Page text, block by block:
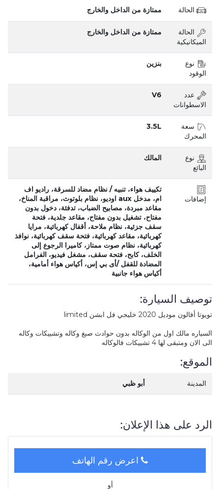
الحالة ممتازة من الداخل والخارج
الحالة
الميكانيكية
ممتازة من الداخل والخارج
نوع
الوقود
بنزين
عدد
الاسطوانات
V6
سعة
المحرك
3.5L
نوع
البائع
المالك
إضافات
تكييف هواء، تنبيه / نظام مضاد للسرقة، راديو اف
ام، مدخل aux اوديو، نظام بلوتوث، مراقبة المناخ،
مقاعد مبردة، مصابيح الضباب، تدفئة، دخول بدون
مفتاح، تشغيل بدون مفتاح، مقاعد جلدية، فتحة
سقف جزئية، نظام ملاحة، أقفال كهربائية، مرايا
كهربائية، مقاعد كهربائية، فتحة سقف كهربائية، نوافذ
كهربائية، نظام صوت ممتاز، كاميرا الرجوع إلى
الخلف، كابح، فتحة سقف، مشغل فيديو، الفرامل
المضادة للقفل /أى بي إس، أكياس هواء أمامية،
أكياس هواء جانبية
توصيف السيارة:
تويوتا أفالون موديل 2020 خليجي فل ابشن limited
السياره مالك اول من الوكاله بدون حوادث صبغ وكاله وتشييكات وكاله
الى الان ومتبقى لها 4 تشييكات فالوكاله
الموقع:
المدينة أبو ظبي
الرد على هذا الإعلان:
اعرض رقم الهاتف
أو